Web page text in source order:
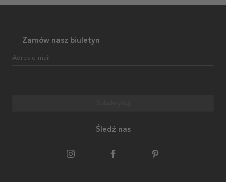
Zamów nasz biuletyn
Adres e-mail
Śledź nas